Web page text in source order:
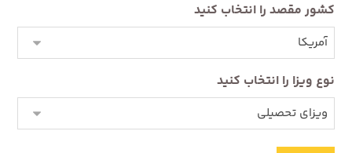
کشور مقصد را انتخاب کنید
نوع ویزا را انتخاب کنید